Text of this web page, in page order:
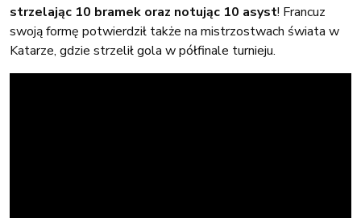
strzelając 10 bramek oraz notując 10 asyst! Francuz
swoją formę potwierdził także na mistrzostwach świata w
Katarze, gdzie strzelił gola w półfinale turnieju.